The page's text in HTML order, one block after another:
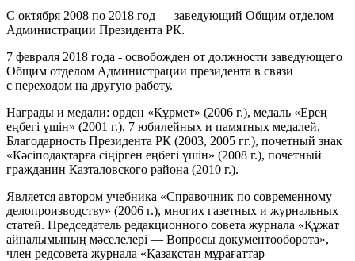
С октября 2008 по 2018 год — заведующий Общим отделом
Администрации Президента РК.
7 февраля 2018 года - освобожден от должности заведующего
Общим отделом Администрации президента в связи
с переходом на другую работу.
Награды и медали: орден «Құрмет» (2006 г.), медаль «Ерең
еңбегі үшін» (2001 г.), 7 юбилейных и памятных медалей,
Благодарность Президента РК (2003, 2005 гг.), почетный знак
«Кәсіподақтарға сіңірген еңбегі үшін» (2008 г.), почетный
гражданин Казталовского района (2010 г.).
Является автором учебника «Справочник по современному
делопроизводству» (2006 г.), многих газетных и журнальных
статей. Председатель редакционного совета журнала «Құжат
айналымының мәселелері — Вопросы документооборота»,
член редсовета журнала «Қазақстан мұрағаттар